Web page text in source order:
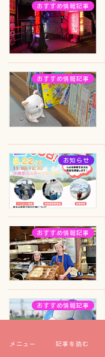
おすすめ情報記事
おすすめ情報記事
お知らせ
おすすめ情報記事
おすすめ情報記事
メニュー 記事を読む